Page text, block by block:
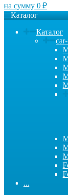
на сумму 0 ₽
Каталог
Каталог
...